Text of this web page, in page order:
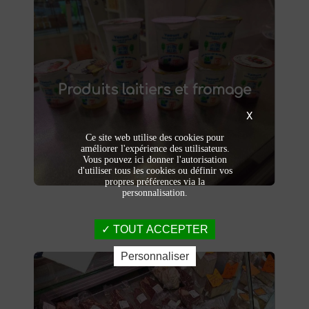
Produits laitiers et fromage
Produits laitiers et fromage
produits laitiers et fromages à
Saint-Saulve
. Yaourts crémeux, fromages
affinés et autres délices laitiers vous
garantie.
X
Ce site web utilise des cookies pour
améliorer l'expérience des utilisateurs.
Vous pouvez ici donner l'autorisation
d'utiliser tous les cookies ou définir vos
propres préférences via la
personnalisation.
TOUT ACCEPTER
Personnaliser